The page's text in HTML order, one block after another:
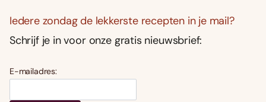
Iedere zondag de lekkerste recepten in je mail?
Schrijf je in voor onze gratis nieuwsbrief:
E-mailadres: